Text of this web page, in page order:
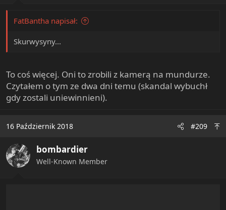
FatBantha napisał:
Skurwysyny...
To coś więcej. Oni to zrobili z kamerą na mundurze.
Czytałem o tym ze dwa dni temu (skandal wybuchł
gdy zostali uniewinnieni).
16 Październik 2018 #209
bombardier
Well-Known Member